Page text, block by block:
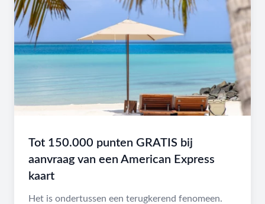
Tot 150.000 punten GRATIS bij
aanvraag van een American Express
kaart
Het is ondertussen een terugkerend fenomeen.